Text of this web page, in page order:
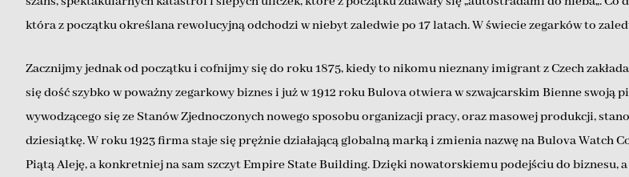
która z początku określana rewolucyjną odchodzi w niebyt zaledwie po 17 latach. W świecie zegarków to
Zacznijmy jednak od początku i cofnijmy się do roku 1875, kiedy to nikomu nieznany imigrant z Czech
się dość szybko w poważny zegarkowy biznes i już w 1912 roku Bulova otwiera w szwajcarskim Bienne
wywodzącego się ze Stanów Zjednoczonych nowego sposobu organizacji pracy, oraz masowej produkcji,
dziesiątkę. W roku 1923 firma staje się prężnie działającą globalną marką i zmienia nazwę na Bulova Watch
Piątą Aleję, a konkretniej na sam szczyt Empire State Building. Dzięki nowatorskiemu podejściu do biznesu,